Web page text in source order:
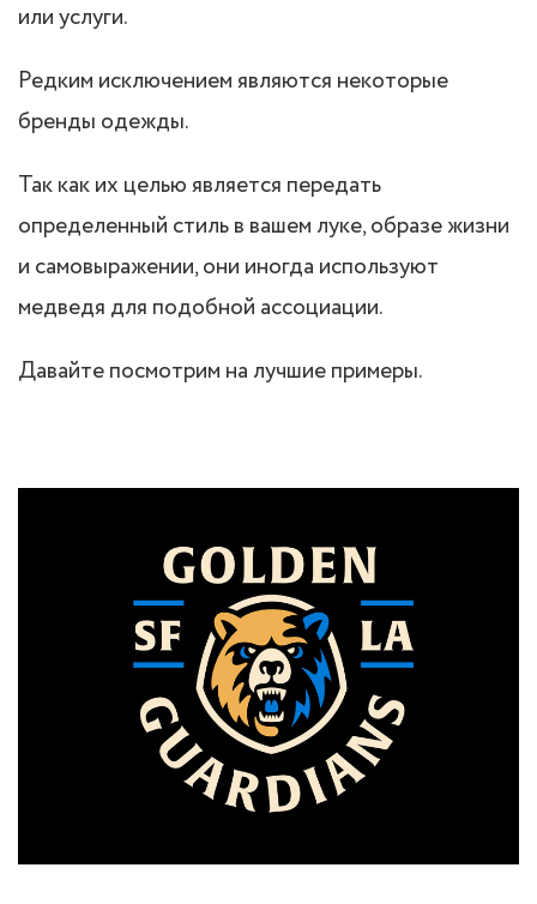
или услуги.
Редким исключением являются некоторые
бренды одежды.
Так как их целью является передать
определенный стиль в вашем луке, образе жизни
и самовыражении, они иногда используют
медведя для подобной ассоциации.
Давайте посмотрим на лучшие примеры.